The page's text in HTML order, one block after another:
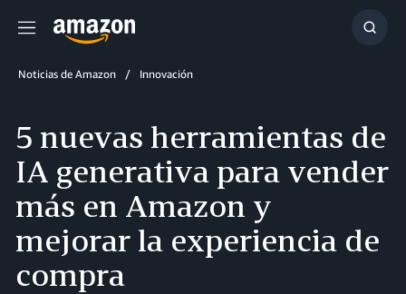
Menú
Noticias de Amazon Innovación
5 nuevas herramientas de
IA generativa para vender
más en Amazon y
mejorar la experiencia de
compra